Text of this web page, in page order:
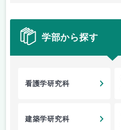
学部から探す
看護学研究科
建築学研究科